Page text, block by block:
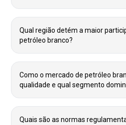
Qual região detém a maior
petróleo branco?
Como o mercado de petróleo
qualidade e qual segmento
Quais são as normas